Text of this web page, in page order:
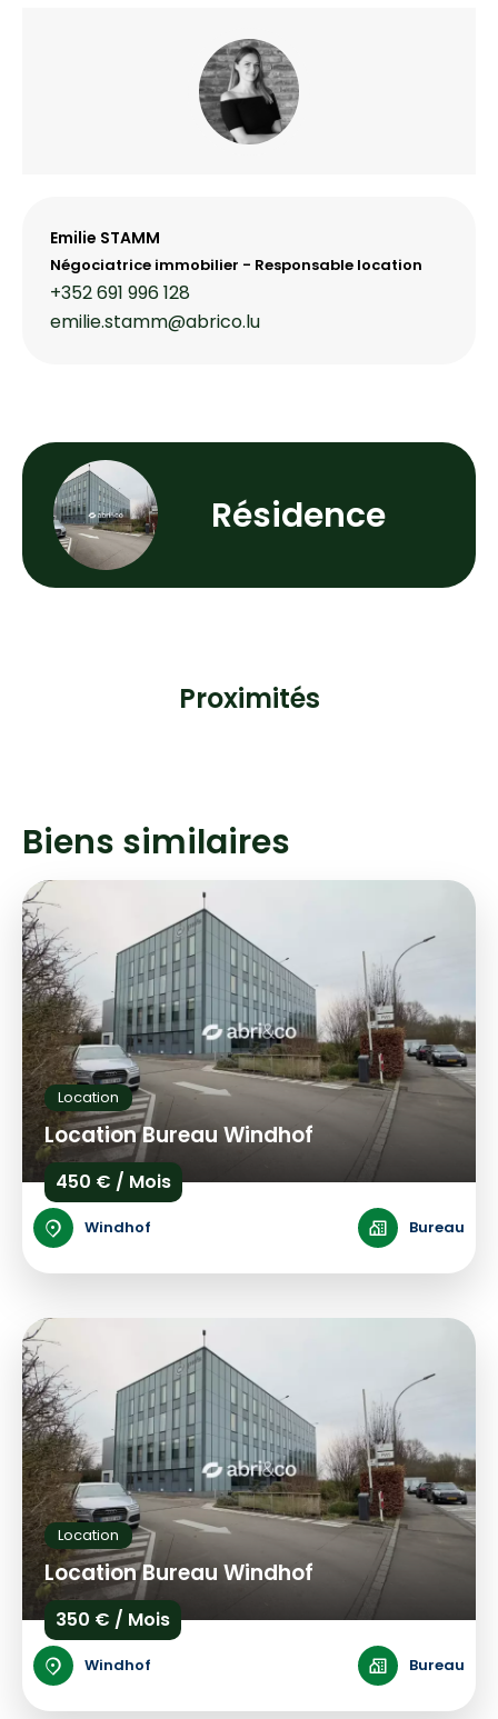
Emilie STAMM
Négociatrice immobilier - Responsable location
+352 691 996 128
emilie.stamm@abrico.lu
Résidence
Proximités
Biens similaires
Location
Location Bureau Windhof
450 € / Mois
Windhof Bureau
Location
Location Bureau Windhof
350 € / Mois
Windhof Bureau